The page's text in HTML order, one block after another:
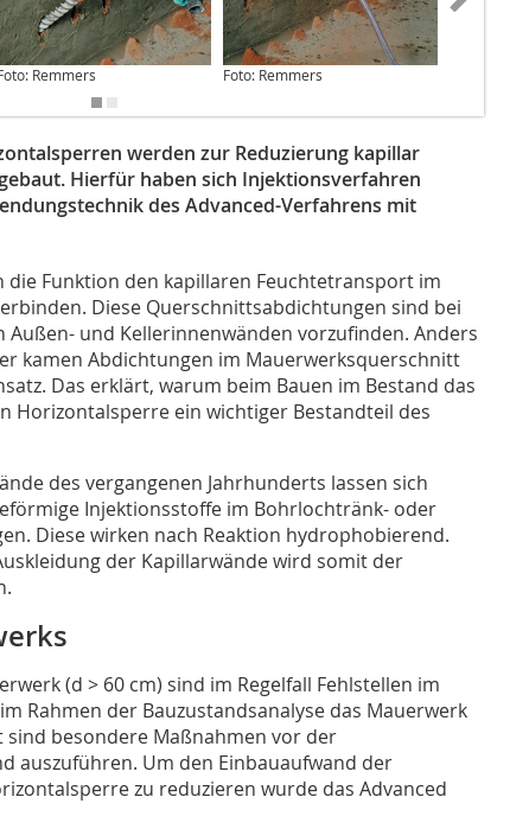
Remmers Foto: Remmers
werden zur Reduzierung kapillar
Hierfür haben sich Injektionsverfahren
des Advanced-Verfahrens mit
Funktion den kapillaren Feuchtetransport im
Diese Querschnittsabdichtungen sind bei
und Kellerinnenwänden vorzufinden. Anders
kamen Abdichtungen im Mauerwerksquerschnitt
Das erklärt, warum beim Bauen im Bestand das
Horizontalsperre ein wichtiger Bestandteil des
des vergangenen Jahrhunderts lassen sich
Injektionsstoffe im Bohrlochtränk- oder
Diese wirken nach Reaktion hydrophobierend.
der Kapillarwände wird somit der
(d > 60 cm) sind im Regelfall Fehlstellen im
Rahmen der Bauzustandsanalyse das Mauerwerk
besondere Maßnahmen vor der
auszuführen. Um den Einbauaufwand der
zu reduzieren wurde das Advanced